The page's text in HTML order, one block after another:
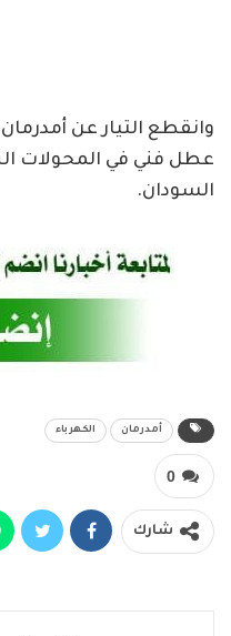
وانقطع التيار عن
عطل فني في المحولات
السودان.
أمدرمان الكهرباء
0
شارك